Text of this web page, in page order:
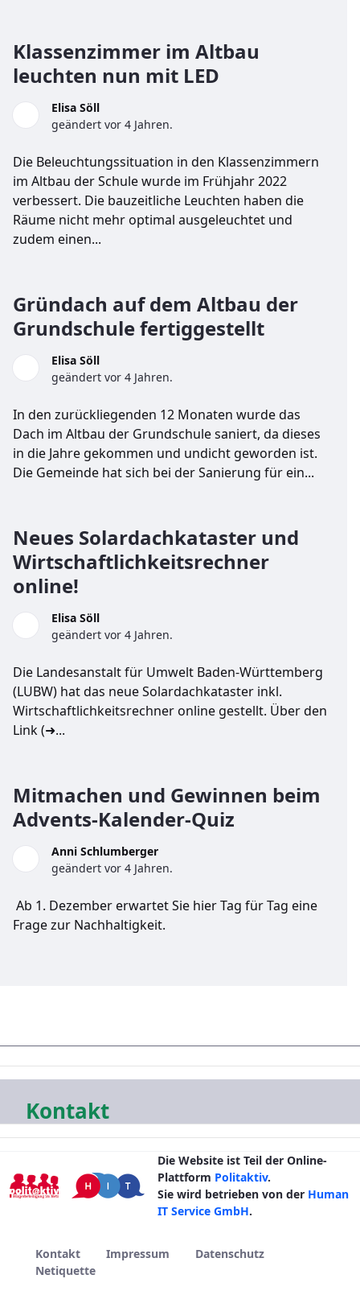
Klassenzimmer im Altbau
leuchten nun mit LED
Elisa Söll
geändert vor 4 Jahren.
Die Beleuchtungssituation in den Klassenzimmern
im Altbau der Schule wurde im Frühjahr 2022
verbessert. Die bauzeitliche Leuchten haben die
Räume nicht mehr optimal ausgeleuchtet und
zudem einen...
Gründach auf dem Altbau der
Grundschule fertiggestellt
Elisa Söll
geändert vor 4 Jahren.
In den zurückliegenden 12 Monaten wurde das
Dach im Altbau der Grundschule saniert, da dieses
in die Jahre gekommen und undicht geworden ist.
Die Gemeinde hat sich bei der Sanierung für ein...
Neues Solardachkataster und
Wirtschaftlichkeitsrechner
online!
Elisa Söll
geändert vor 4 Jahren.
Die Landesanstalt für Umwelt Baden-Württemberg
(LUBW) hat das neue Solardachkataster inkl.
Wirtschaftlichkeitsrechner online gestellt. Über den
Link (➜...
Mitmachen und Gewinnen beim
Advents-Kalender-Quiz
Anni Schlumberger
geändert vor 4 Jahren.
Ab 1. Dezember erwartet Sie hier Tag für Tag eine
Frage zur Nachhaltigkeit.
Kontakt
Die Website ist Teil der Online-
Plattform Politaktiv.
Sie wird betrieben von der Human
IT Service GmbH.
Kontakt Impressum
Datenschutz
Netiquette